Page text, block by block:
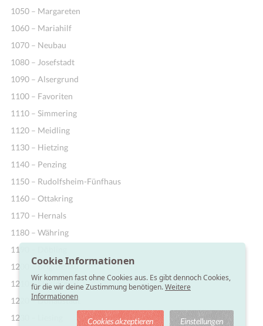
1050 – Margareten
1060 – Mariahilf
1070 – Neubau
1080 – Josefstadt
1090 – Alsergrund
1100 – Favoriten
1110 – Simmering
1120 – Meidling
1130 – Hietzing
1140 – Penzing
1150 – Rudolfsheim-Fünfhaus
1160 – Ottakring
1170 – Hernals
1180 – Währing
1190 – Döbling
1200 – Brigittenau
1210 – Floridsdorf
1220 – Donaustadt
1230 – Liesing
Cookie Informationen
Wir kommen fast ohne Cookies aus. Es gibt dennoch Cookies,
für die wir deine Zustimmung benötigen.Weitere
Informationen
Cookies akzeptieren Einstellungen